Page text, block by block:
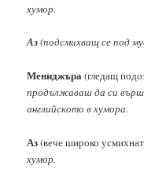
хумор.
Аз(подсмихващ се под
Мениджъра(гледащ
продължаваш да си
английското в хумора.
Аз(вече широко
хумор.